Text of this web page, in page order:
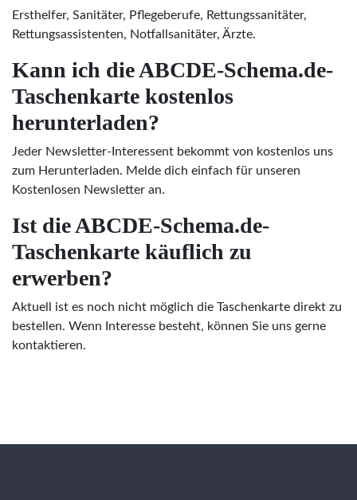
Ersthelfer, Sanitäter, Pflegeberufe, Rettungssanitäter,
Rettungsassistenten, Notfallsanitäter, Ärzte.
Kann ich die ABCDE-Schema.de-
Taschenkarte kostenlos
herunterladen?
Jeder Newsletter-Interessent bekommt von kostenlos uns
zum Herunterladen. Melde dich einfach für unseren
Kostenlosen Newsletter an.
Ist die ABCDE-Schema.de-
Taschenkarte käuflich zu
erwerben?
Aktuell ist es noch nicht möglich die Taschenkarte direkt zu
bestellen. Wenn Interesse besteht, können Sie uns gerne
kontaktieren.